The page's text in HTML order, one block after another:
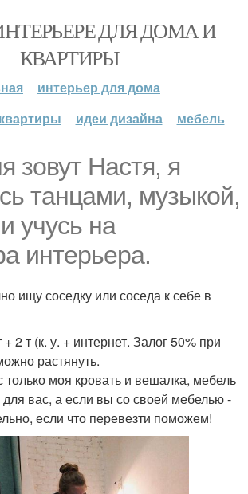
ДЛЯ ДОМА И
КВАРТИРЫ
интерьер для дома
идеи дизайна мебель
зовут Настя, я
танцами, музыкой,
учусь на
интерьера.
ищу соседку или соседа к себе в
2 т (к. у. + интернет. Залог 50% при
растянуть.
только моя кровать и вешалка, мебель
для вас, а если вы со своей мебелью -
если что перевезти поможем!